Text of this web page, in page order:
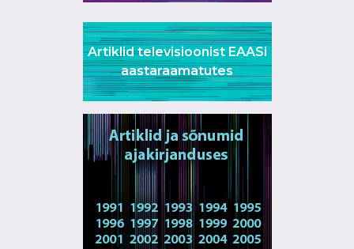
Artiklid televisioonist EAASi
aastaraamatutes